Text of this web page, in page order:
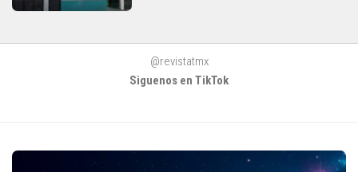
@revistatmx
Siguenos en TikTok